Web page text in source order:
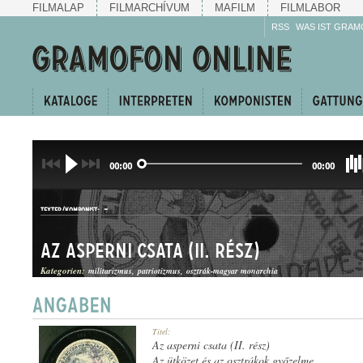
FILMALAP FILMARCHÍVUM MAFILM FILMLABOR
RSS WAS IST
00:00 00:00
TEXTER/KOMPONIST: -
GATTUNG: TÖRTÉNELMI HANGKÉP
Az asperni csata (II. rész)
Kategorien: militarizmus patriotizmus osztrák-magyar monarchia
Titel:
Az asperni csata (II. rész)